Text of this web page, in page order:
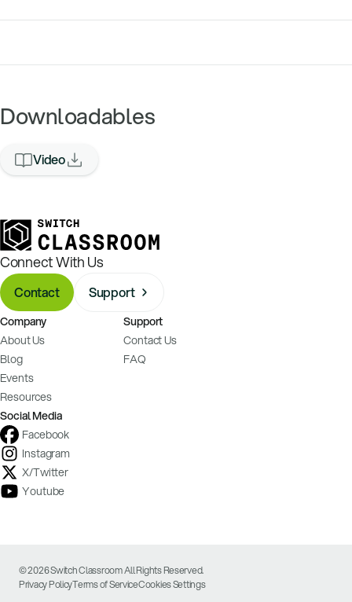
Downloadables
Video
Connect With Us
Contact Support
Company
About Us
Blog
Events
Resources
Support
Contact Us
FAQ
Social Media
Facebook
Instagram
X/Twitter
Youtube
© 2026 Switch Classroom All Rights Reserved.
Privacy PolicyTerms of ServiceCookies Settings